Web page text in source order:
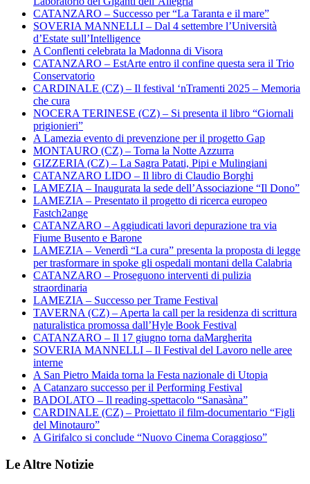
CATANZARO – Successo per “La Taranta e il mare”
SOVERIA MANNELLI – Dal 4 settembre l’Università
d’Estate sull’Intelligence
A Conflenti celebrata la Madonna di Visora
CATANZARO – EstArte entro il confine questa sera il Trio
Conservatorio
CARDINALE (CZ) – Il festival ‘nTramenti 2025 – Memoria
che cura
NOCERA TERINESE (CZ) – Si presenta il libro “Giornali
prigionieri”
A Lamezia evento di prevenzione per il progetto Gap
MONTAURO (CZ) – Torna la Notte Azzurra
GIZZERIA (CZ) – La Sagra Patati, Pipi e Mulingiani
CATANZARO LIDO – Il libro di Claudio Borghi
LAMEZIA – Inaugurata la sede dell’Associazione “Il Dono”
LAMEZIA – Presentato il progetto di ricerca europeo
Fastch2ange
CATANZARO – Aggiudicati lavori depurazione tra via
Fiume Busento e Barone
LAMEZIA – Venerdì “La cura” presenta la proposta di legge
per trasformare in spoke gli ospedali montani della Calabria
CATANZARO – Proseguono interventi di pulizia
straordinaria
LAMEZIA – Successo per Trame Festival
TAVERNA (CZ) – Aperta la call per la residenza di scrittura
naturalistica promossa dall’Hyle Book Festival
CATANZARO – Il 17 giugno torna daMargherita
SOVERIA MANNELLI – Il Festival del Lavoro nelle aree
interne
A San Pietro Maida torna la Festa nazionale di Utopia
A Catanzaro successo per il Performing Festival
BADOLATO – Il reading-spettacolo “Sanasàna”
CARDINALE (CZ) – Proiettato il film-documentario “Figli
del Minotauro”
A Girifalco si conclude “Nuovo Cinema Coraggioso”
Le Altre Notizie